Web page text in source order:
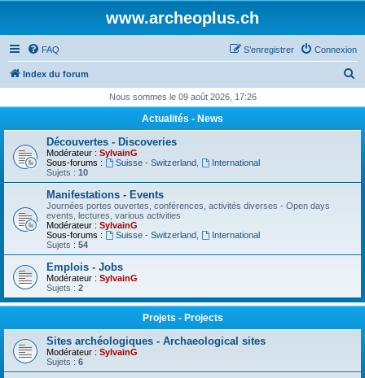
www.archeoplus.ch
FAQ Connexion
S’enregistrer
Index du forum
h
Nous sommes le 09 août 2026, 17:26
Actualités - News
Découvertes - Discoveries
Modérateur : SylvainG
Sous-forums :
Suisse - Switzerland,
International
Sujets : 10
Manifestations - Events
Journées portes ouvertes, conférences, activités diverses - Open days
events, lectures, various activities
Modérateur : SylvainG
Sous-forums :
Suisse - Switzerland,
International
Sujets : 54
Emplois - Jobs
Modérateur : SylvainG
Sujets : 2
Projets - Projects
Sites archéologiques - Archaeological sites
Modérateur : SylvainG
Sujets : 6